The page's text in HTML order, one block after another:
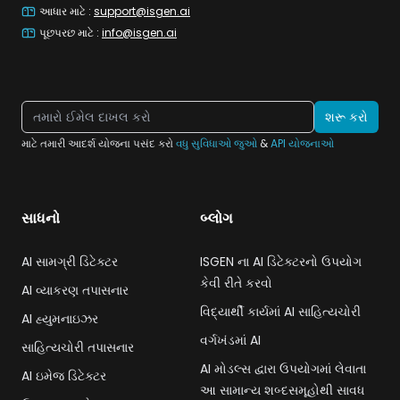
આધાર માટે : support@isgen.ai
પૂછપરછ માટે : info@isgen.ai
શરૂ કરો
માટે તમારી આદર્શ યોજના પસંદ કરોવધુ સુવિધાઓ જુઓ &API યોજનાઓ
સાધનો
AI સામગ્રી ડિટેક્ટર
AI વ્યાકરણ તપાસનાર
AI હ્યુમનાઇઝર
સાહિત્યચોરી તપાસનાર
AI ઇમેજ ડિટેક્ટર
બ્લોગ
ISGEN ના AI ડિટેક્ટરનો ઉપયોગ
કેવી રીતે કરવો
વિદ્યાર્થી કાર્યમાં AI સાહિત્યચોરી
વર્ગખંડમાં AI
AI મોડલ્સ દ્વારા ઉપયોગમાં લેવાતા
આ સામાન્ય શબ્દસમૂહોથી સાવધ